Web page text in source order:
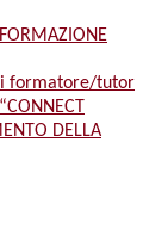
formatore/tutor
DELLA